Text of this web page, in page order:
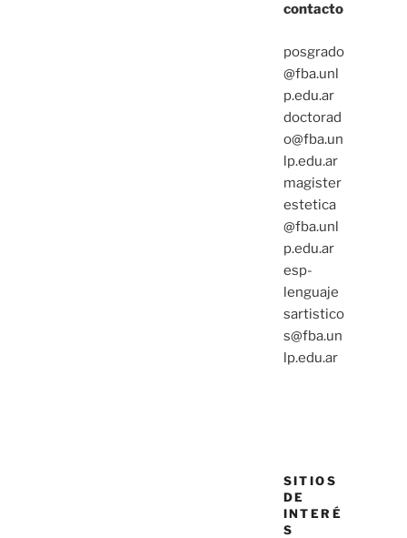
contacto
posgrado
@fba.unl
p.edu.ar
doctorad
o@fba.un
lp.edu.ar
magister
estetica
@fba.unl
p.edu.ar
esp-
lenguaje
sartistico
s@fba.un
lp.edu.ar
SITIOS
DE
INTERÉ
S